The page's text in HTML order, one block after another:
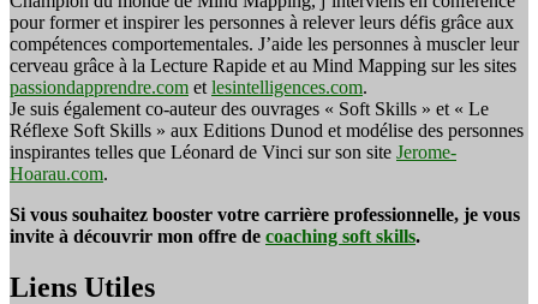
pour former et inspirer les personnes à relever leurs défis grâce aux
compétences comportementales. J’aide les personnes à muscler leur
cerveau grâce à la Lecture Rapide et au Mind Mapping sur les sites
passiondapprendre.com et lesintelligences.com.
Je suis également co-auteur des ouvrages « Soft Skills » et « Le
Réflexe Soft Skills » aux Editions Dunod et modélise des personnes
inspirantes telles que Léonard de Vinci sur son site Jerome-
Hoarau.com.
Si vous souhaitez booster votre carrière professionnelle, je vous
invite à découvrir mon offre de coaching soft skills.
Liens Utiles